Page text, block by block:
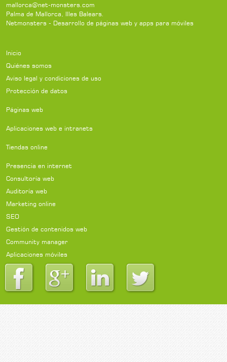
mallorca@net-monsters.com
Palma de Mallorca
Illes Balears
Netmonsters - Desarrollo de páginas web y apps para móviles
Inicio
Quiénes somos
Aviso legal y condiciones de uso
Protección de datos
Páginas web
Aplicaciones web e intranets
Tiendas online
Presencia en internet
Consultoría web
Auditoría web
Marketing online
SEO
Gestión de contenidos web
Community manager
Aplicaciones móviles